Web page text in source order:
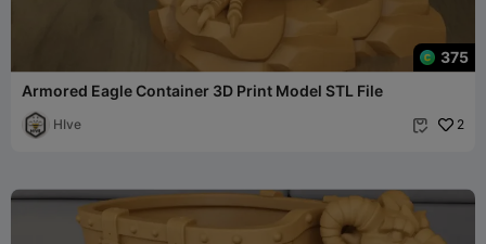
375
Armored Eagle Container 3D Print Model STL File
HIve  2